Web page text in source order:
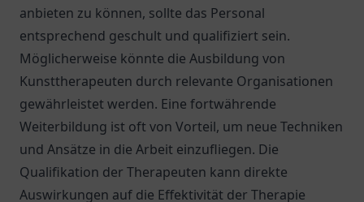
anbieten zu können, sollte das Personal
entsprechend geschult und qualifiziert sein.
Möglicherweise könnte die Ausbildung von
Kunsttherapeuten durch relevante Organisationen
gewährleistet werden. Eine fortwährende
Weiterbildung ist oft von Vorteil, um neue Techniken
und Ansätze in die Arbeit einzufliegen. Die
Qualifikation der Therapeuten kann direkte
Auswirkungen auf die Effektivität der Therapie